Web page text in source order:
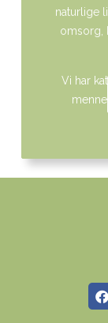
Vi har
naturlige
omsorg,